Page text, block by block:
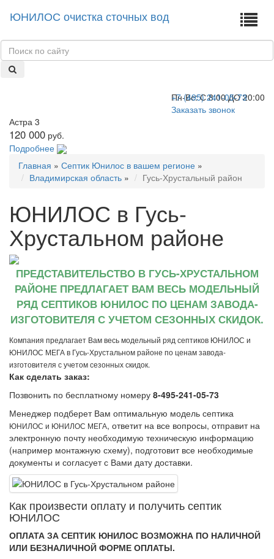
ЮНИЛОС очистка сточных вод
+7 (495) 241-05-73
Пн-Вс: С 8:00 ДО 20:00
Заказать звонок
Астра 3
120 000 руб.
Подробнее
Главная » Септик Юнилос в вашем регионе »
Владимирская область » Гусь-Хрустальный район
ЮНИЛОС в Гусь-
Хрустальном районе
ПРЕДСТАВИТЕЛЬСТВО В ГУСЬ-ХРУСТАЛЬНОМ
РАЙОНЕ ПРЕДЛАГАЕТ ВАМ ВЕСЬ МОДЕЛЬНЫЙ
РЯД СЕПТИКОВ ЮНИЛОС ПО ЦЕНАМ ЗАВОДА-
ИЗГОТОВИТЕЛЯ С УЧЕТОМ СЕЗОННЫХ СКИДОК.
Компания предлагает Вам весь модельный ряд септиков ЮНИЛОС и
ЮНИЛОС МЕГА в Гусь-Хрустальном районе по ценам завода-
изготовителя с учетом сезонных скидок.
Как сделать заказ:
Позвонить по бесплатному номеру 8-495-241-05-73
Менеджер подберет Вам оптимальную модель септика
ЮНИЛОС и ЮНИЛОС МЕГА, ответит на все вопросы, отправит на
электронную почту необходимую техническую информацию
(например монтажную схему), подготовит все необходимые
документы и согласует с Вами дату доставки.
Как произвеcти оплату и получить септик
ЮНИЛОС
ОПЛАТА ЗА СЕПТИК ЮНИЛОС ВОЗМОЖНА ПО НАЛИЧНОЙ
ИЛИ БЕЗНАЛИЧНОЙ ФОРМЕ ОПЛАТЫ.